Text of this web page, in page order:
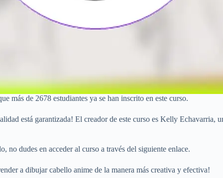
más de 2678 estudiantes ya se han inscrito en este curso.
está garantizada! El creador de este curso es Kelly Echavarria,
no dudes en acceder al curso a través del siguiente enlace.
a dibujar cabello anime de la manera más creativa y efectiva!